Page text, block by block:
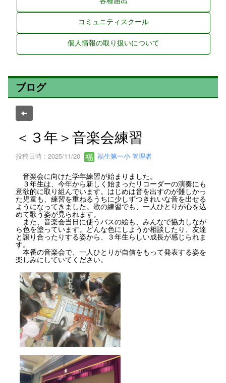
コミュニティスクール
個人情報の取り扱いについて
ブログ
＜３年＞音楽会練習
投稿日時 : 2025/11/20 福生第一小 管理者
音楽会に向けた学年練習が始まりました。
３年生は、今年から新しく始まったリコーダーの演奏にも
意欲的に取り組んでいます。はじめは音を出すのが難しかっ
た児童も、練習を重ねるうちに少しずつきれいな音を出せる
ようになってきました。歌の練習でも、一人ひとりが心を込
めて歌う姿が見られます。
また、音楽会当日に使うバスの絵も、みんなで協力しなが
ら色を塗っています。どんな色にしようか相談したり、友達
と譲り合ったりする姿から、３年生らしい成長が感じられま
す。
本番の音楽会で、一人ひとりが自信をもって発表する姿を
楽しみにしていてください。